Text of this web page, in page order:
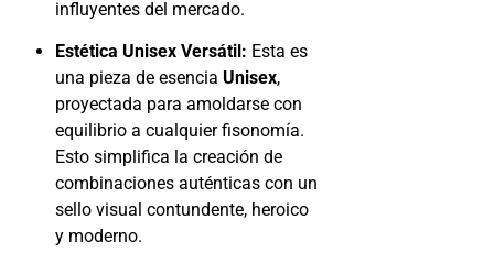
influyentes del mercado.
Estética Unisex Versátil: Esta es
una pieza de esencia Unisex,
proyectada para amoldarse con
equilibrio a cualquier fisonomía.
Esto simplifica la creación de
combinaciones auténticas con un
sello visual contundente, heroico
y moderno.